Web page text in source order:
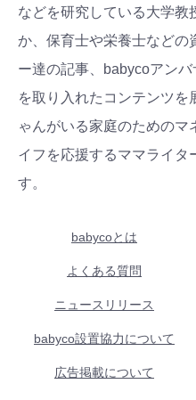
などを研究している大学教
か、保育士や栄養士などの
ー達の記事、babycoアン
を取り入れたコンテンツを
ゃんがいる家庭のためのマ
イフを応援するママライタ
す。
babycoとは
よくある質問
ニュースリリース
babyco設置協力について
広告掲載について